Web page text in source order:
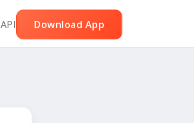
API Download App